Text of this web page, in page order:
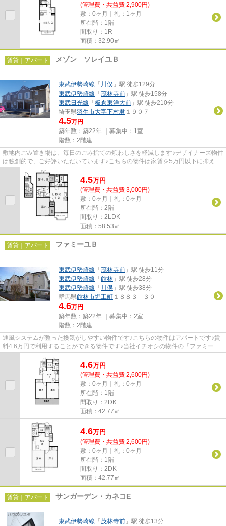
(管理費・共益費 2,900円)
敷：0ヶ月｜礼：1ヶ月
所在階：1階
間取り：1R
面積：32.90㎡
賃貸｜アパート メゾン ソレイユＢ
東武伊勢崎線 「 川俣 」駅 徒歩129分
東武伊勢崎線 「 茂林寺前 」駅 徒歩158分
東武日光線 「 板倉東洋大前 」駅 徒歩210分
埼玉県羽生市大字下村君 １９０７
4.5万円
築年数：築22年 ｜募集中： 1室
階数：2階建
敷地内ごみ置き場は、毎日のごみ捨ての煩わしさを軽減します♪デザイナーズ物件
は独創的で、ご好評いただいています♪こちらの物件は家賃を5万円以下に抑えた
い方におすすめです♪新着情...
4.5万円
(管理費・共益費 3,000円)
敷：0ヶ月｜礼：0ヶ月
所在階：2階
間取り：2LDK
面積：58.53㎡
賃貸｜アパート ファミーユＢ
東武伊勢崎線 「 茂林寺前 」駅 徒歩11分
東武伊勢崎線 「 館林 」駅 徒歩28分
東武伊勢崎線 「 川俣 」駅 徒歩38分
群馬県館林市堀工町 １８８３－３０
4.6万円
築年数：築22年 ｜募集中： 2室
階数：2階建
通風システムが整った換気がしやすい物件です♪こちらの物件はアパートです♪賃
料4.6万円で利用することができる物件です♪当社イチオシの物件の「ファミーユ
4.6万円
(管理費・共益費 2,600円)
敷：0ヶ月｜礼：0ヶ月
所在階：1階
間取り：2DK
面積：42.77㎡
4.6万円
(管理費・共益費 2,600円)
敷：0ヶ月｜礼：0ヶ月
所在階：1階
間取り：2DK
面積：42.77㎡
賃貸｜アパート サンガーデン・カネコE
東武伊勢崎線 「 茂林寺前 」駅 徒歩13分